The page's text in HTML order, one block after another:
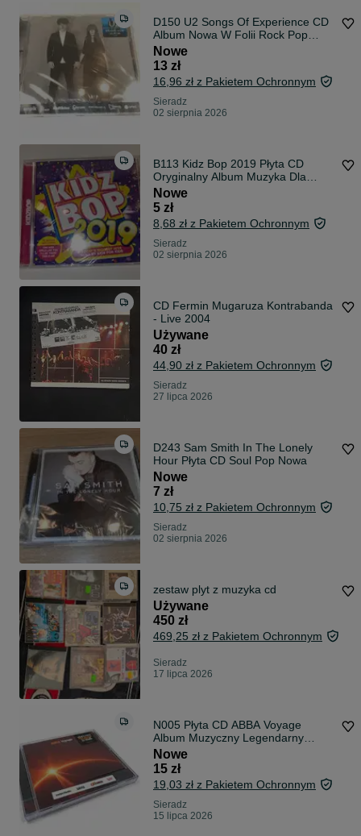
D150 U2 Songs Of Experience CD
Album Nowa W Folii Rock Pop
Prezent
Nowe
13 zł
16,96 zł z Pakietem Ochronnym
Sieradz
02 sierpnia 2026
B113 Kidz Bop 2019 Płyta CD
Oryginalny Album Muzyka Dla
Dzieci Hity
Nowe
5 zł
8,68 zł z Pakietem Ochronnym
Sieradz
02 sierpnia 2026
CD Fermin Mugaruza Kontrabanda
- Live 2004
Używane
40 zł
44,90 zł z Pakietem Ochronnym
Sieradz
27 lipca 2026
D243 Sam Smith In The Lonely
Hour Płyta CD Soul Pop Nowa
Nowe
7 zł
10,75 zł z Pakietem Ochronnym
Sieradz
02 sierpnia 2026
zestaw plyt z muzyka cd
Używane
450 zł
469,25 zł z Pakietem Ochronnym
Sieradz
17 lipca 2026
N005 Płyta CD ABBA Voyage
Album Muzyczny Legendarny
Zespół Nowe Utwory Pop Klasyka
Muzyki Prezent Kolekcjonerski
Oryginał Płyta Kompaktowa
Nowe
15 zł
19,03 zł z Pakietem Ochronnym
Sieradz
15 lipca 2026